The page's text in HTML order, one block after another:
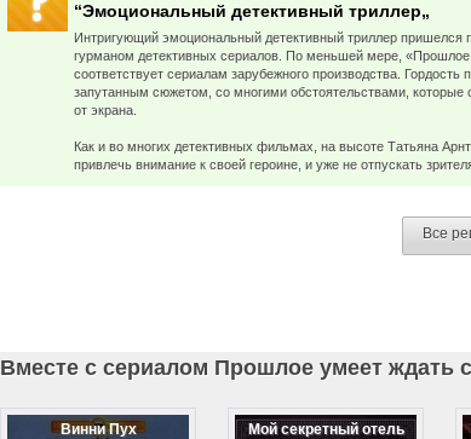
“Эмоциональный детективный триллер„
Интригующий эмоциональный детективный триллер пришелся
гурманом детективных сериалов. По меньшей мере, «Прошлое
соответствует сериалам зарубежного производства.
запутанным сюжетом, со многими обстоятельствами,
от экрана.
Как и во многих детективных фильмах, на высоте Татьяна
привлечь внимание к своей героине, и уже не отпускать
Все
Вместе с сериалом Прошлое умеет ждать
Винни Пух Мой секретный отель